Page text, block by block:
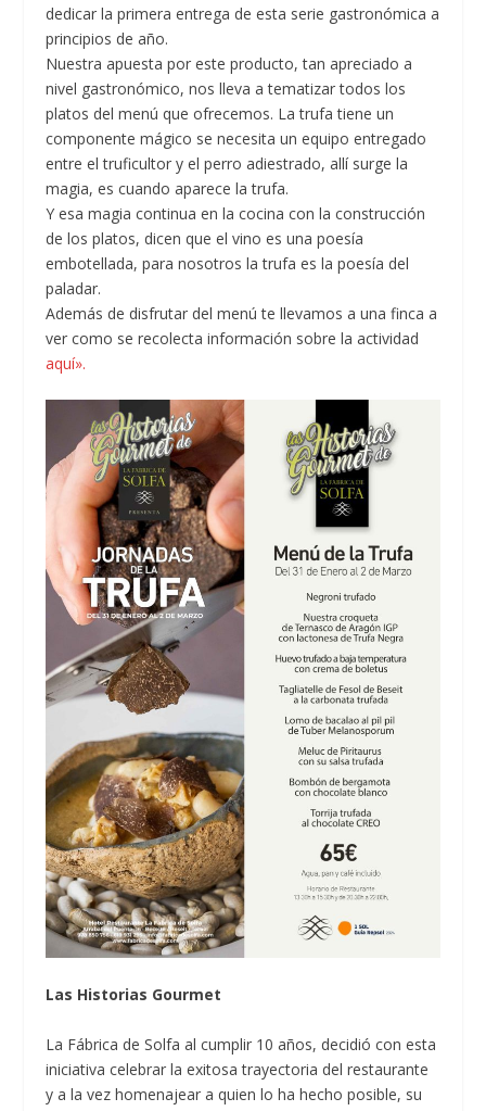
dedicar la primera entrega de esta serie gastronómica a
principios de año.
Nuestra apuesta por este producto, tan apreciado a
nivel gastronómico, nos lleva a tematizar todos los
platos del menú que ofrecemos. La trufa tiene un
componente mágico se necesita un equipo entregado
entre el truficultor y el perro adiestrado, allí surge la
magia, es cuando aparece la trufa.
Y esa magia continua en la cocina con la construcción
de los platos, dicen que el vino es una poesía
embotellada, para nosotros la trufa es la poesía del
paladar.
Además de disfrutar del menú te llevamos a una finca a
ver como se recolecta información sobre la actividad
aquí».
Las Historias Gourmet
La Fábrica de Solfa al cumplir 10 años, decidió con esta
iniciativa celebrar la exitosa trayectoria del restaurante
y a la vez homenajear a quien lo ha hecho posible, su